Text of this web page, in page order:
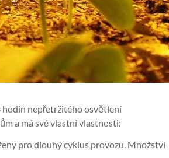
hodin nepřetržitého osvětlení
a má své vlastní vlastnosti:
pro dlouhý cyklus provozu. Množství